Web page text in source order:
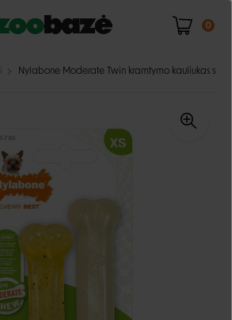
0
Nylabone Moderate Twin kramtymo kauliukas su